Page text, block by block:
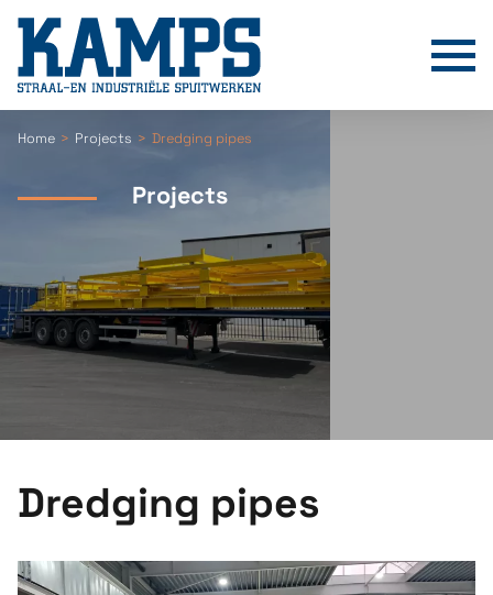
Projects
Home Projects Dredging pipes
Dredging pipes